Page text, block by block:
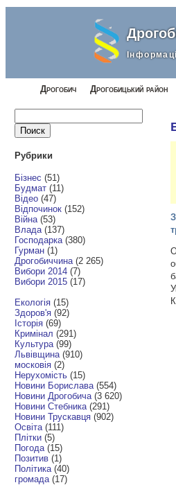
Дрогобич Дрогобицький район
Рубрики
Бізнес (51)
Будмат (11)
Відео (47)
Відпочинок (152)
Війна (53)
Влада (137)
Господарка (380)
Гурман (1)
Дрогобиччина (2 265)
Вибори 2014 (7)
Вибори 2015 (17)
Екологія (15)
Здоров'я (92)
Історія (69)
Кримінал (291)
Культура (99)
Львівщина (910)
московія (2)
Нерухомість (15)
Новини Борислава (554)
Новини Дрогобича (3 620)
Новини Стебника (291)
Новини Трускавця (902)
Освіта (111)
Плітки (5)
Погода (15)
Позитив (1)
Політика (40)
громада (17)